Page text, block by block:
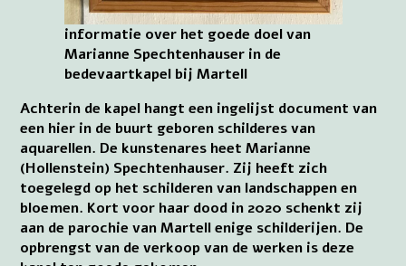
informatie over het goede doel van
Marianne Spechtenhauser in de
bedevaartkapel bij Martell
Achterin de kapel hangt een ingelijst document van
een hier in de buurt geboren schilderes van
aquarellen. De kunstenares heet Marianne
(Hollenstein) Spechtenhauser. Zij heeft zich
toegelegd op het schilderen van landschappen en
bloemen. Kort voor haar dood in 2020 schenkt zij
aan de parochie van Martell enige schilderijen. De
opbrengst van de verkoop van de werken is deze